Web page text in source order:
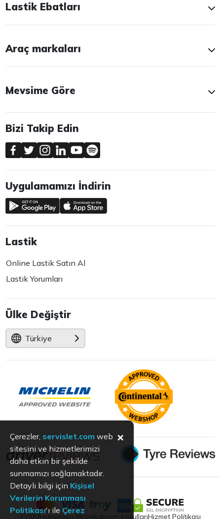
Lastik Ebatları
Araç markaları
Mevsime Göre
Bizi Takip Edin
Uygulamamızı İndirin
Lastik
Online Lastik Satın Al
Lastik Yorumları
Ülke Değiştir
Türkiye
Aydınlatma Metni Kullanım KoşullarıHizmet Politikası
Çerezler, servislet.com web
sitesini ve hizmetlerimizi
daha etkin bir şekilde
sunmamızı sağlamaktadır.
Detaylı bilgi için Kişisel
Verilerin Korunması
Politikası'ı ile Çerez
×